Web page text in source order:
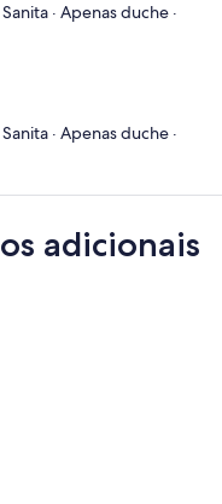
· Apenas duche ·
· Apenas duche ·
adicionais